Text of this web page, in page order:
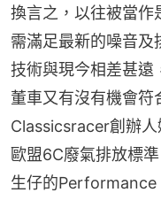
換言之，以往被當作
需滿足最新的噪音
技術與現今相差甚
董車又有沒有機會符
Classicsracer創辦
歐盟6C廢氣排放標
生仔的Performance